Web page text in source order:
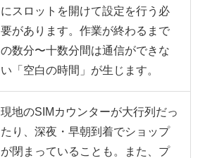
にスロットを開けて設定を行う必
要があります。作業が終わるまで
の数分〜十数分間は通信ができな
い「空白の時間」が生じます。
現地のSIMカウンターが大行列だっ
たり、深夜・早朝到着でショップ
が閉まっていることも。また、プ